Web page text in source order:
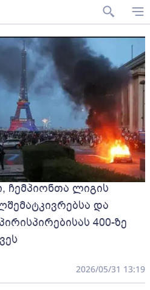
ჩემპიონთა ლიგის
და
400-ზე
2026/05/31 13:19